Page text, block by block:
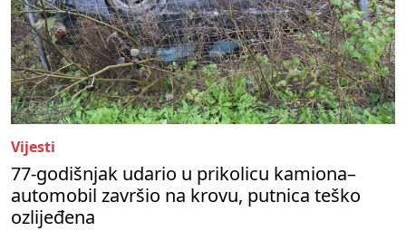
Vijesti
77-godišnjak udario u prikolicu kamiona–
automobil završio na krovu, putnica teško
ozlijeđena